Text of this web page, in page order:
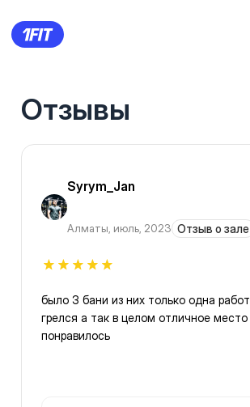
Отзывы
Syrym_Jan
Алматы, июль, 2023 Отзыв о зале
было 3 бани из них только одна работала и то плоха
грелся а так в целом отличное место мне
понравилось